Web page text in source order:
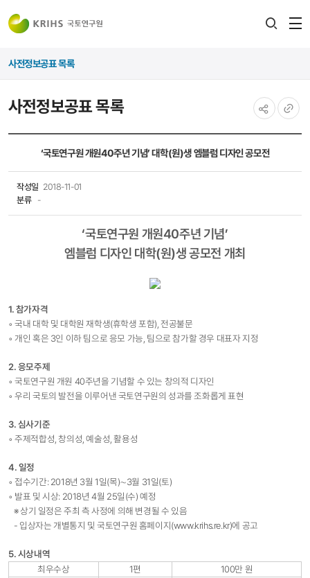
사전정보공표 목록
사전정보공표 목록
‘국토연구원 개원40주년 기념’ 대학(원)생 엠블럼 디자인 공모전
작성일 2018-11-01
분류
-
‘국토연구원 개원40주년 기념’
엠블럼 디자인 대학(원)생공모전 개최
1. 참가자격
◦ 국내 대학 및 대학원 재학생(휴학생 포함), 전공불문
◦ 개인 혹은 3인 이하 팀으로 응모 가능, 팀으로 참가할 경우 대표자 지정
2.응모주제
◦ 국토연구원 개원 40주년을 기념할 수 있는 창의적 디자인
◦ 우리 국토의 발전을 이루어낸 국토연구원의 성과를 조화롭게 표현
3. 심사기준
◦ 주제적합성, 창의성, 예술성, 활용성
4. 일정
◦ 접수기간: 2018년 3월 1일(목)∼3월 31일(토)
◦ 발표 및 시상: 2018년 4월 25일(수) 예정
※ 상기 일정은 주최 측 사정에 의해 변경될 수 있음
- 입상자는 개별통지 및 국토연구원 홈페이지(www.krihs.re.kr)에 공고
5. 시상내역
최우수상
1편
100만 원